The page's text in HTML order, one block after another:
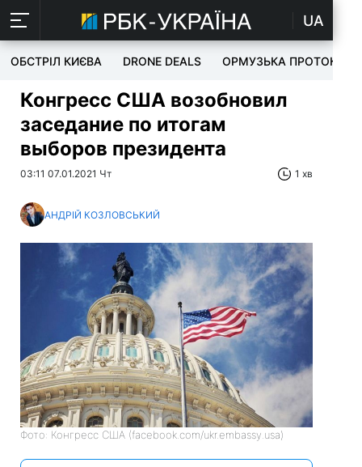
UA
ОБСТРІЛ КИЄВА DRONE DEALS ОРМУЗЬКА ПРОТОКА
Конгресс США возобновил
заседание по итогам
выборов президента
03:11 07.01.2021 Чт 1 хв
АНДРІЙ КОЗЛОВСЬКИЙ
Фото: Конгресс США (facebook.com/ukr.embassy.usa)